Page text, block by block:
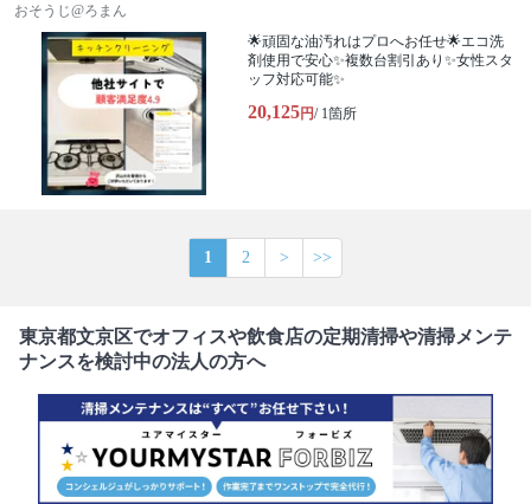
おそうじ@ろまん
🌟頑固な油汚れはプロへお任せ🌟エコ洗
剤使用で安心✨複数台割引あり✨女性スタ
ッフ対応可能✨
20,125円/ 1箇所
1 2 > >>
東京都文京区でオフィスや飲食店の定期清掃や清掃メンテ
ナンスを検討中の法人の方へ